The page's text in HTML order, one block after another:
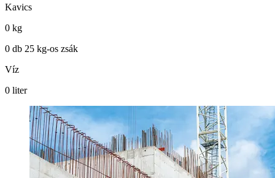
Kavics
0 kg
0 db 25 kg-os zsák
Víz
0 liter